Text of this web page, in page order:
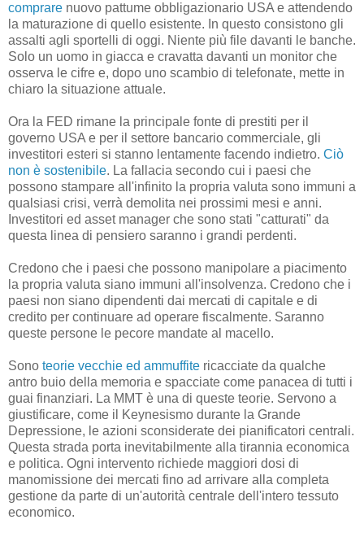
comprare nuovo pattume obbligazionario USA e attendendo
la maturazione di quello esistente. In questo consistono gli
assalti agli sportelli di oggi. Niente più file davanti le banche.
Solo un uomo in giacca e cravatta davanti un monitor che
osserva le cifre e, dopo uno scambio di telefonate, mette in
chiaro la situazione attuale.
Ora la FED rimane la principale fonte di prestiti per il
governo USA e per il settore bancario commerciale, gli
investitori esteri si stanno lentamente facendo indietro. Ciò
non è sostenibile. La fallacia secondo cui i paesi che
possono stampare all'infinito la propria valuta sono immuni a
qualsiasi crisi, verrà demolita nei prossimi mesi e anni.
Investitori ed asset manager che sono stati "catturati" da
questa linea di pensiero saranno i grandi perdenti.
Credono che i paesi che possono manipolare a piacimento
la propria valuta siano immuni all'insolvenza. Credono che i
paesi non siano dipendenti dai mercati di capitale e di
credito per continuare ad operare fiscalmente. Saranno
queste persone le pecore mandate al macello.
Sono teorie vecchie ed ammuffite ricacciate da qualche
antro buio della memoria e spacciate come panacea di tutti i
guai finanziari. La MMT è una di queste teorie. Servono a
giustificare, come il Keynesismo durante la Grande
Depressione, le azioni sconsiderate dei pianificatori centrali.
Questa strada porta inevitabilmente alla tirannia economica
e politica. Ogni intervento richiede maggiori dosi di
manomissione dei mercati fino ad arrivare alla completa
gestione da parte di un'autorità centrale dell'intero tessuto
economico.